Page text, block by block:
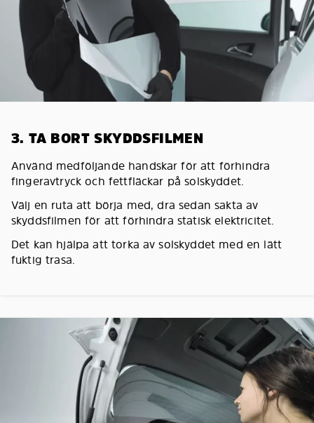
3. TA BORT SKYDDSFILMEN
Använd medföljande handskar för att förhindra
fingeravtryck och fettfläckar på solskyddet.
Välj en ruta att börja med, dra sedan sakta av
skyddsfilmen för att förhindra statisk elektricitet.
Det kan hjälpa att torka av solskyddet med en lätt
fuktig trasa.